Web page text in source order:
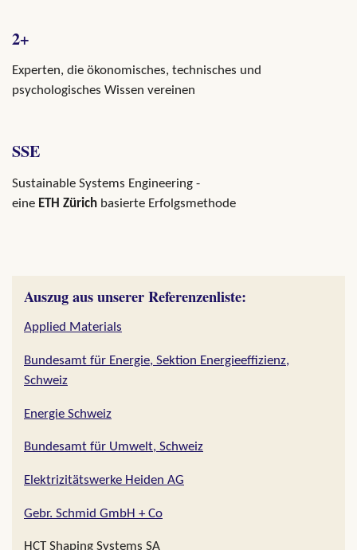
2+
Experten, die ökonomisches, technisches und
psychologisches Wissen vereinen
SSE
Sustainable Systems Engineering -
eine ETH Zürich basierte Erfolgsmethode
Auszug aus unserer Referenzenliste:
Applied Materials
Bundesamt für Energie, Sektion Energieeffizienz,
Schweiz
Energie Schweiz
Bundesamt für Umwelt, Schweiz
Elektrizitätswerke Heiden AG
Gebr. Schmid GmbH + Co
HCT Shaping Systems SA